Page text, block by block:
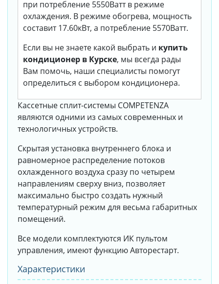
при потребление 5550Ватт в режиме
охлаждения. В режиме обогрева, мощность
составит 17.60кВт, а потребление 5570Ватт.
Если вы не знаете какой выбрать и купить
кондиционер в Курске, мы всегда рады
Вам помочь, наши специалисты помогут
определиться с выбором кондиционера.
Кассетные сплит-системы COMPETENZA
являются одними из самых современных и
технологичных устройств.
Скрытая установка внутреннего блока и
равномерное распределение потоков
охлажденного воздуха сразу по четырем
направлениям сверху вниз, позволяет
максимально быстро создать нужный
температурный режим для весьма габаритных
помещений.
Все модели комплектуются ИК пультом
управления, имеют функцию Авторестарт.
Характеристики